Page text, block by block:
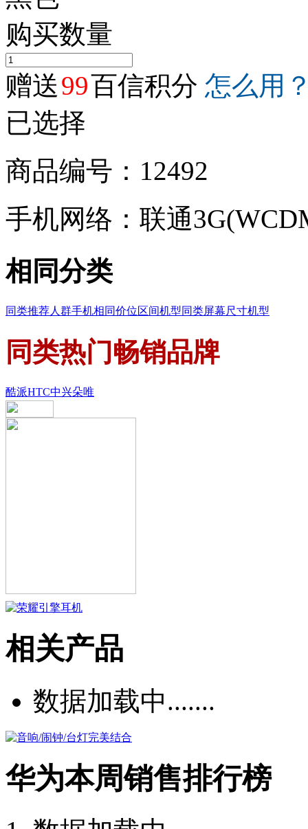
购买数量
赠送99百信积分 怎么用
已选择
商品编号：12492
手机网络：联通
相同分类
同类推荐人群手机相同价位区间机型同类屏幕尺寸机型
同类热门畅销品牌
酷派HTC中兴朵唯
相关产品
数据加载中.......
华为本周销售排行榜